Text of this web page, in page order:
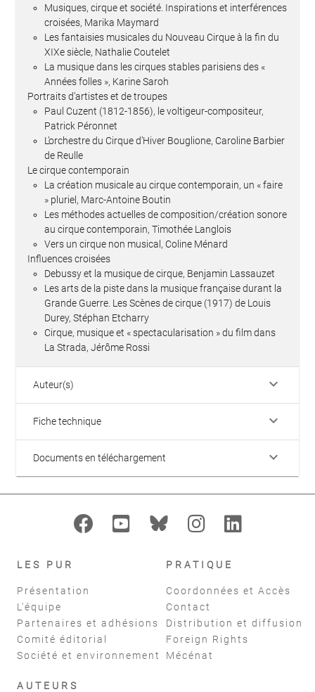
Musiques, cirque et société. Inspirations et interférences
croisées, Marika Maymard
Les fantaisies musicales du Nouveau Cirque à la fin du
XIXe siècle, Nathalie Coutelet
La musique dans les cirques stables parisiens des «
Années folles », Karine Saroh
Portraits d’artistes et de troupes
Paul Cuzent (1812-1856), le voltigeur-compositeur,
Patrick Péronnet
L’orchestre du Cirque d’Hiver Bouglione, Caroline Barbier
de Reulle
Le cirque contemporain
La création musicale au cirque contemporain, un « faire
» pluriel, Marc-Antoine Boutin
Les méthodes actuelles de composition/création sonore
au cirque contemporain, Timothée Langlois
Vers un cirque non musical, Coline Ménard
Influences croisées
Debussy et la musique de cirque, Benjamin Lassauzet
Les arts de la piste dans la musique française durant la
Grande Guerre. Les Scènes de cirque (1917) de Louis
Durey, Stéphan Etcharry
Cirque, musique et « spectacularisation » du film dans
La Strada, Jérôme Rossi
Auteur(s) keyboard_arrow_down
Fiche technique keyboard_arrow_down
Documents en téléchargement keyboard_arrow_down
LES PUR
Présentation
L'équipe
Partenaires et adhésions
Comité éditorial
Société et environnement
PRATIQUE
Coordonnées et Accès
Contact
Distribution et diffusion
Foreign Rights
Mécénat
AUTEURS